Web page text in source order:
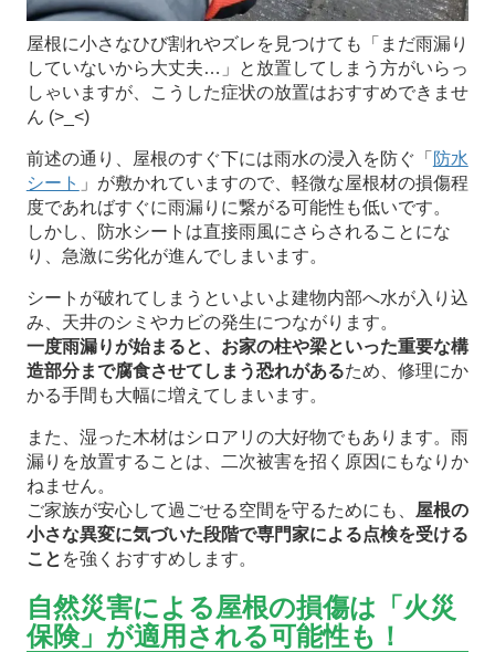
屋根に小さなひび割れやズレを見つけても「まだ雨漏り
していないから大丈夫…」と放置してしまう方がいらっ
しゃいますが、こうした症状の放置はおすすめできませ
ん (>_<)
前述の通り、屋根のすぐ下には雨水の浸入を防ぐ「 防水
シート 」が敷かれていますので、軽微な屋根材の損傷程
度であればすぐに雨漏りに繋がる可能性も低いです。
しかし、防水シートは直接雨風にさらされることにな
り、急激に劣化が進んでしまいます。
シートが破れてしまうといよいよ建物内部へ水が入り込
み、天井のシミやカビの発生につながります。
一度雨漏りが始まると、お家の柱や梁といった重要な構
造部分まで腐食させてしまう恐れがあるため、修理にか
かる手間も大幅に増えてしまいます。
また、湿った木材はシロアリの大好物でもあります。雨
漏りを放置することは、二次被害を招く原因にもなりか
ねません。
ご家族が安心して過ごせる空間を守るためにも、 屋根の
小さな異変に気づいた段階で専門家による点検を受ける
こと を強くおすすめします。
自然災害による屋根の損傷は「火災
保険」が適用される可能性も！